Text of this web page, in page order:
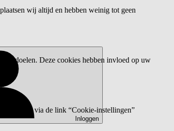
Inloggen
wij altijd en hebben weinig tot geen
Deze cookies hebben invloed op uw
wijzigen via de link “Cookie-instellingen”